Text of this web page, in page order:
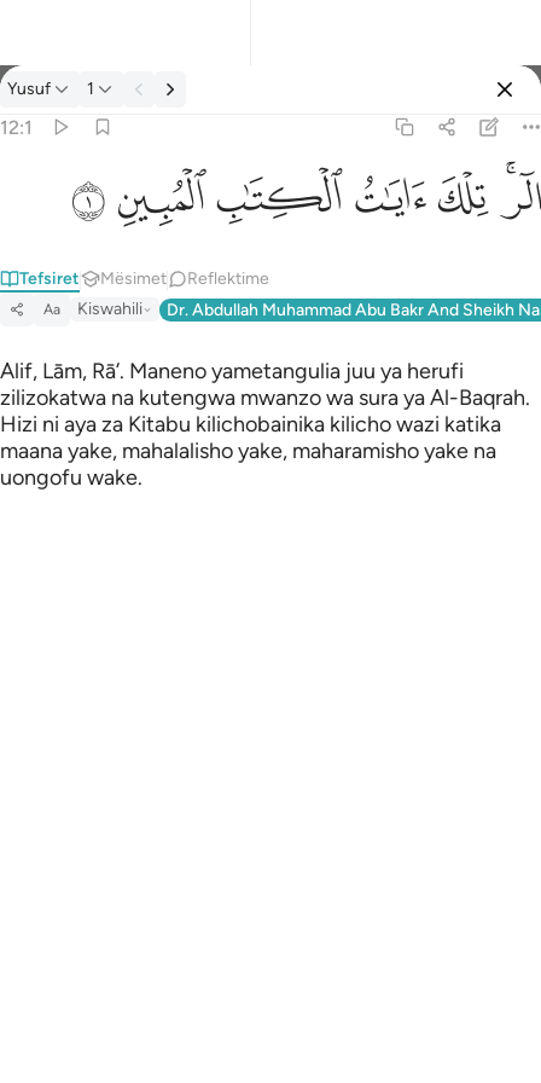
Tefsir: Yusuf 12:1
Yusuf 1
12:1
الر تلك ايات الكتاب المبين ١
الٓر ۚ تِلْكَ ءَايَـٰتُ ٱلْكِتَـٰبِ ٱلْمُبِينِ ١
ﲒﲓﲔﲕﲖﲗﲘ
Tefsiret Mësimet Reflektime
Aa Kiswahili Dr. Abdullah Muhammad Abu Bakr And Sheikh
Alif, Lām, Rā’. Maneno yametangulia juu ya herufi
zilizokatwa na kutengwa mwanzo wa sura ya Al-Baqrah.
Hizi ni aya za Kitabu kilichobainika kilicho wazi katika
maana yake, mahalalisho yake, maharamisho yake na
uongofu wake.